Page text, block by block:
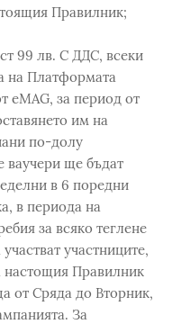
Правилник;
99 лв. С ДДС, всеки
на Платформата
eMAG, за период от
им на
по-долу
ваучери ще бъдат
в 6 поредни
в периода на
за всяко теглене
участниците,
настощия Правилник
от Сряда до Вторник,
За